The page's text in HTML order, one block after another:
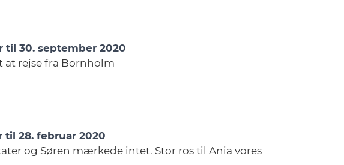
til 30. september 2020
at rejse fra Bornholm
til 28. februar 2020
og Søren mærkede intet. Stor ros til Ania vores